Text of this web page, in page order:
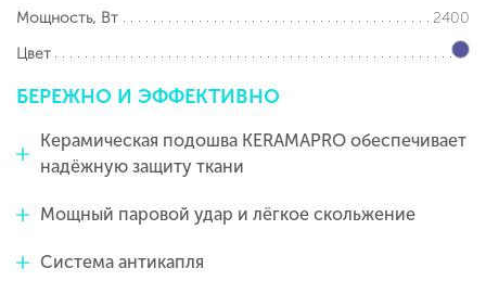
Мощность, Вт
2400
Цвет
БЕРЕЖНО И ЭФФЕКТИВНО
Керамическая подошва KERAMAPRO обеспечивает
надёжную защиту ткани
Мощный паровой удар и лёгкое скольжение
Система антикапля